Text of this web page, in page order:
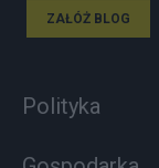
ZAŁÓŻ BLOG
Polityka